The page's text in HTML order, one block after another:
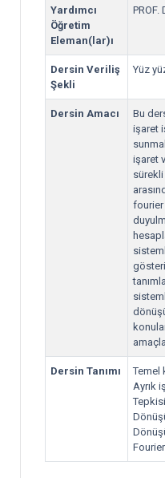
Yardımcı
Öğretim
Eleman(lar)ı
PROF.
Dersin Veriliş
Şekli
Yüz
Dersin Amacı
Bu
işaret
işaret
fourier
Dersin Tanımı
Temel
Ayrık